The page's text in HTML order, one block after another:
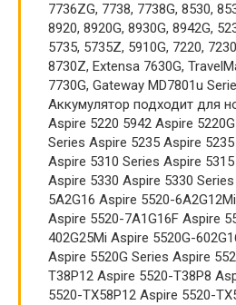
7736ZG, 7738, 7738G, 8530,
8920, 8920G, 8930G, 8942G,
5735, 5735Z, 5910G, 7220,
8730Z, Extensa 7630G,
7730G, Gateway MD7801u
Аккумулятор подходит для
Aspire 5220 5942 Aspire
Series Aspire 5235 Aspire
Aspire 5310 Series Aspire
Aspire 5330 Aspire 5330
5A2G16 Aspire 5520-
Aspire 5520-7A1G16F Aspire
402G25Mi Aspire 5520G-
Aspire 5520G Series Aspire
T38P12 Aspire 5520-T38P8
5520-TX58P12 Aspire 5520-